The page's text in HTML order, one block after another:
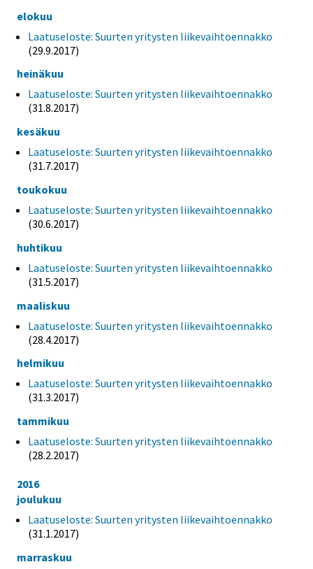
elokuu
Laatuseloste: Suurten yritysten liikevaihtoennakko
(29.9.2017)
heinäkuu
Laatuseloste: Suurten yritysten liikevaihtoennakko
(31.8.2017)
kesäkuu
Laatuseloste: Suurten yritysten liikevaihtoennakko
(31.7.2017)
toukokuu
Laatuseloste: Suurten yritysten liikevaihtoennakko
(30.6.2017)
huhtikuu
Laatuseloste: Suurten yritysten liikevaihtoennakko
(31.5.2017)
maaliskuu
Laatuseloste: Suurten yritysten liikevaihtoennakko
(28.4.2017)
helmikuu
Laatuseloste: Suurten yritysten liikevaihtoennakko
(31.3.2017)
tammikuu
Laatuseloste: Suurten yritysten liikevaihtoennakko
(28.2.2017)
2016
joulukuu
Laatuseloste: Suurten yritysten liikevaihtoennakko
(31.1.2017)
marraskuu